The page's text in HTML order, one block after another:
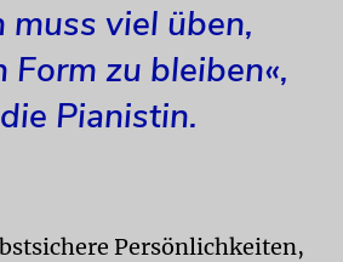
muss viel üben,
Form zu bleiben«,
Pianistin.
Persönlichkeiten,